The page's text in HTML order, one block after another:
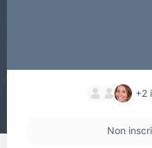
+2
Non